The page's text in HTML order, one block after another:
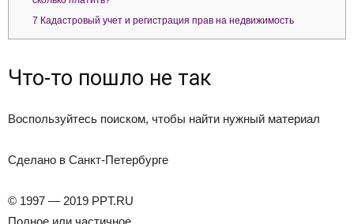
7 Кадастровый учет и регистрация прав на недвижимость
Что-то пошло не так
Воспользуйтесь поиском, чтобы найти нужный материал
Сделано в Санкт-Петербурге
© 1997 — 2019 PPT.RU